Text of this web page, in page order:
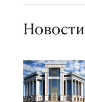
Новости